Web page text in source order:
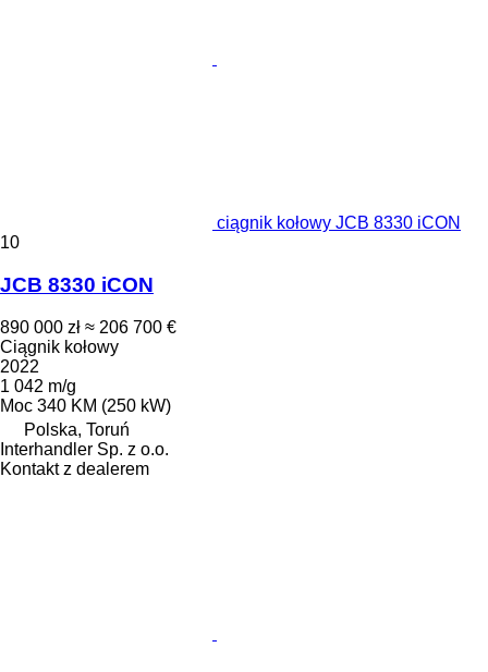
ciągnik kołowy JCB 8330 iCON
10
JCB 8330 iCON
890 000 zł ≈ 206 700 €
Ciągnik kołowy
2022
1 042 m/g
Moc 340 KM (250 kW)
Polska, Toruń
Interhandler Sp. z o.o.
Kontakt z dealerem